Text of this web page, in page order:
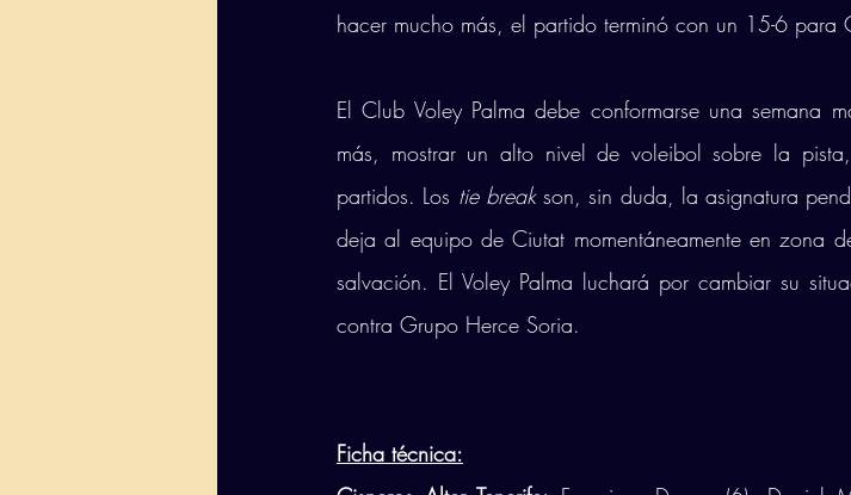
hacer mucho más, el partido terminó con un 15-6 para
El Club Voley Palma debe conformarse una semana
más, mostrar un alto nivel de voleibol sobre la
partidos. Los tie break son, sin duda, la asignatura
deja al equipo de Ciutat momentáneamente en zona
salvación. El Voley Palma luchará por cambiar su
contra Grupo Herce Soria.
Ficha técnica: